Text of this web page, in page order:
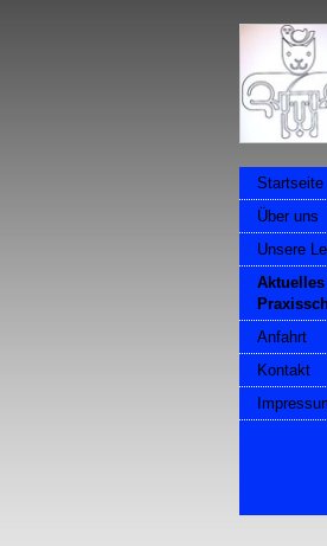
Startseite
Über uns
Unsere
Aktuelles
Anfahrt
Kontakt